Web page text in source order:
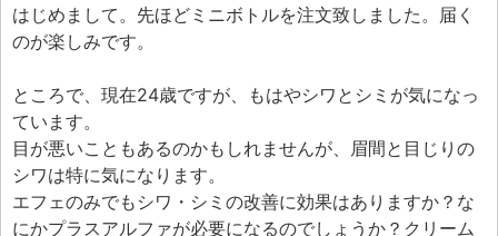
ご購入履歴
ご紹介(アフェリエイト)制度
エフェ研究所について
お問い合わせフォーム
はじめまして。先ほどミニボトルを注文致しました。届く
のが楽しみです。
ところで、現在24歳ですが、もはやシワとシミが気になっ
ています。
目が悪いこともあるのかもしれませんが、眉間と目じりの
シワは特に気になります。
エフェのみでもシワ・シミの改善に効果はありますか？な
にかプラスアルファが必要になるのでしょうか？クリーム